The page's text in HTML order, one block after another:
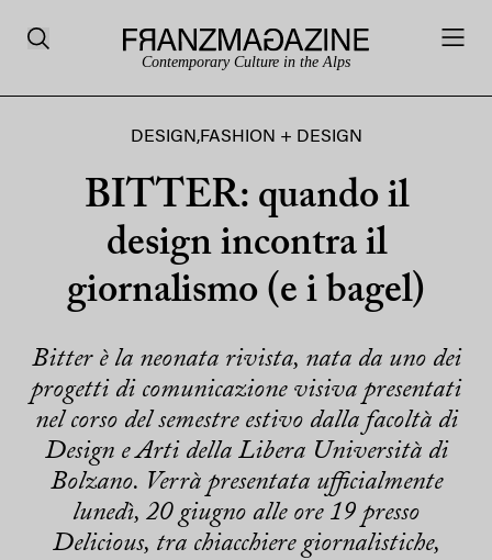
Contemporary Culture in the Alps
DESIGN ,FASHION + DESIGN
BITTER: quando il
design incontra il
giornalismo (e i bagel)
Bitter è la neonata rivista, nata da uno dei
progetti di comunicazione visiva presentati
nel corso del semestre estivo dalla facoltà di
Design e Arti della Libera Università di
Bolzano. Verrà presentata ufficialmente
lunedì, 20 giugno alle ore 19 presso
Delicious, tra chiacchiere giornalistiche,